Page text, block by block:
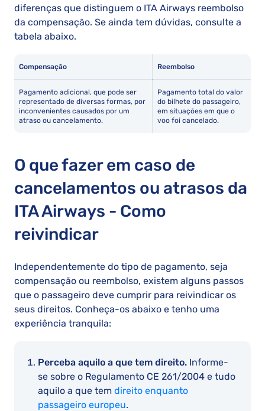
diferenças que distinguem o ITA Airways reembolso
da compensação. Se ainda tem dúvidas, consulte a
tabela abaixo.
Compensação Reembolso
Pagamento adicional, que pode ser
representado de diversas formas, por
inconvenientes causados por um
atraso ou cancelamento.
Pagamento total do valor
do bilhete do passageiro,
em situações em que o
voo foi cancelado.
O que fazer em caso de
cancelamentos ou atrasos da
ITA Airways - Como
reivindicar
Independentemente do tipo de pagamento, seja
compensação ou reembolso, existem alguns passos
que o passageiro deve cumprir para reivindicar os
seus direitos. Conheça-os abaixo e tenho uma
experiência tranquila:
Perceba aquilo a que tem direito. Informe-
se sobre o Regulamento CE 261/2004 e tudo
aquilo a que tem direito enquanto
passageiro europeu.